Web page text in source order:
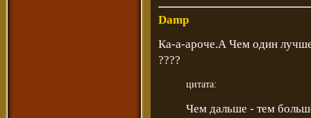
Damp
Ка-а-ароче.А Чем один
????
цитата:
Чем дальше - тем